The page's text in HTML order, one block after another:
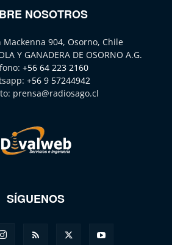
NOSOTROS
Mackenna 904, Osorno, Chile
Y GANADERA DE OSORNO A.G.
+56 64 223 2160
+56 9 57244942
prensa@radiosago.cl
SÍGUENOS